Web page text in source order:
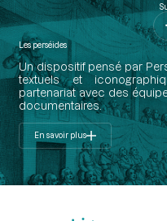
Les perséides
Un dispositif pensé par
textuels et
partenariat avec des
documentaires.
En savoir plus